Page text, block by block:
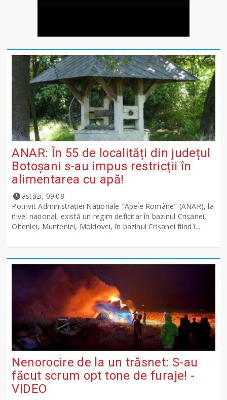
ANAR: În 55 de localități din județul
Botoșani s-au impus restricții în
alimentarea cu apă!
astăzi, 09:08
Potrivit Administraţiei Naţionale "Apele Române" (ANAR), la
nivel naţional, există un regim deficitar în bazinul Crişanei,
Olteniei, Munteniei, Moldovei, în bazinul Crişanei fiind î...
Nenorocire de la un trăsnet: S-au
făcut scrum opt tone de furaje! -
VIDEO